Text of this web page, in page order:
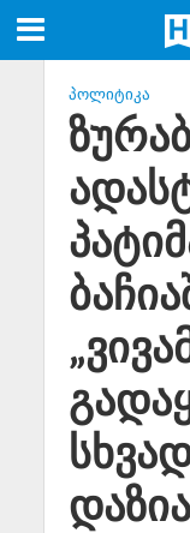
ᲞᲝᲚᲘᲢᲘᲙᲐ